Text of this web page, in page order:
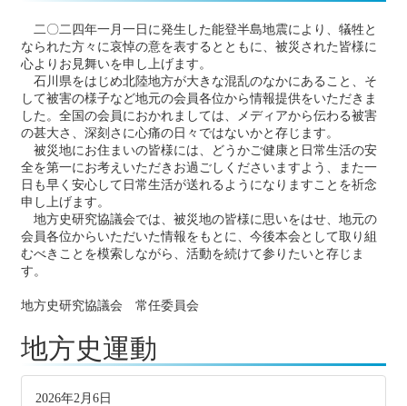
二〇二四年一月一日に発生した能登半島地震により、犠牲と
なられた方々に哀悼の意を表するとともに、被災された皆様に
心よりお見舞いを申し上げます。
石川県をはじめ北陸地方が大きな混乱のなかにあること、そ
して被害の様子など地元の会員各位から情報提供をいただきま
した。全国の会員におかれましては、メディアから伝わる被害
の甚大さ、深刻さに心痛の日々ではないかと存じます。
被災地にお住まいの皆様には、どうかご健康と日常生活の安
全を第一にお考えいただきお過ごしくださいますよう、また一
日も早く安心して日常生活が送れるようになりますことを祈念
申し上げます。
地方史研究協議会では、被災地の皆様に思いをはせ、地元の
会員各位からいただいた情報をもとに、今後本会として取り組
むべきことを模索しながら、活動を続けて参りたいと存じま
す。
地方史研究協議会 常任委員会
地方史運動
2026年2月6日